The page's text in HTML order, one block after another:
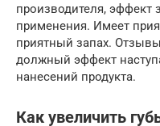
производителя, эффект
применения. Имеет
приятный запах.
должный эффект
нанесений продукта.
Как увеличить